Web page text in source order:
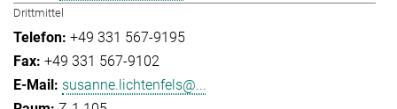
Drittmittel
+49 331 567-9195
+49 331 567-9102
susanne.lichtenfels@...